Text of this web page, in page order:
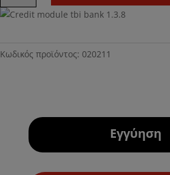
Κωδικός προϊόντος: 020211
Εγγύηση